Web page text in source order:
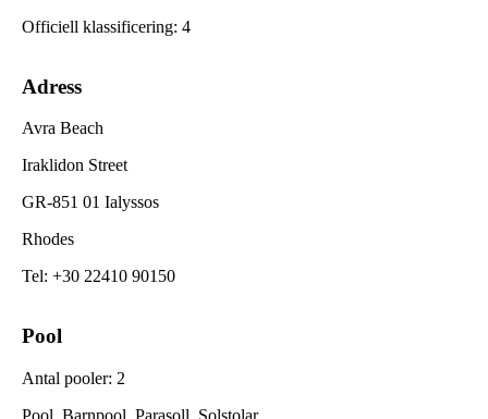
Officiell klassificering: 4
Adress
Avra Beach
Iraklidon Street
GR-851 01 Ialyssos
Rhodes
Tel: +30 22410 90150
Pool
Antal pooler: 2
Pool, Barnpool, Parasoll, Solstolar